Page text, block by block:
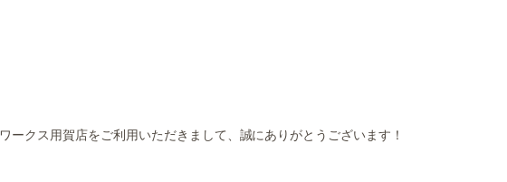
クス用賀店をご利用いただきまして、誠にありがとうございます！